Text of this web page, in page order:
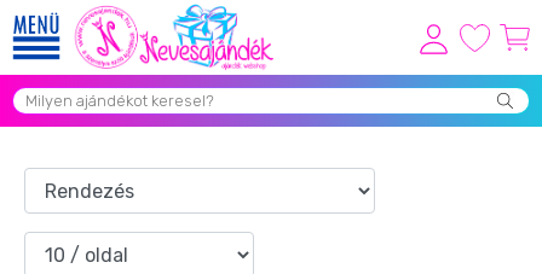
Viszonteladóknak
Grill Party Kellékek ❤️
Egyedi Ajándékok Rendelés